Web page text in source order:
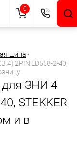
шина •
4) 2PIN LD558-2-40,
для ЗНИ 4
STEKKER
и в
0